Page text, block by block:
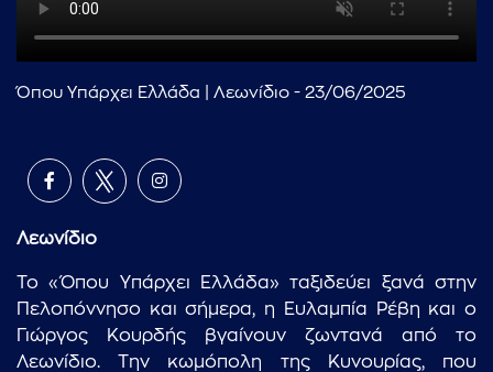
Όπου Υπάρχει Ελλάδα | Λεωνίδιο - 23/06/2025
Λεωνίδιο
Το «Όπου Υπάρχει Ελλάδα» ταξιδεύει ξανά στην
Πελοπόννησο και σήμερα, η Ευλαμπία Ρέβη και ο
Γιώργος Κουρδής βγαίνουν ζωντανά από το
Λεωνίδιο. Την κωμόπολη της Κυνουρίας, που